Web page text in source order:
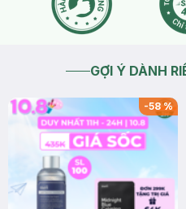
GỢI Ý DÀNH
-58%